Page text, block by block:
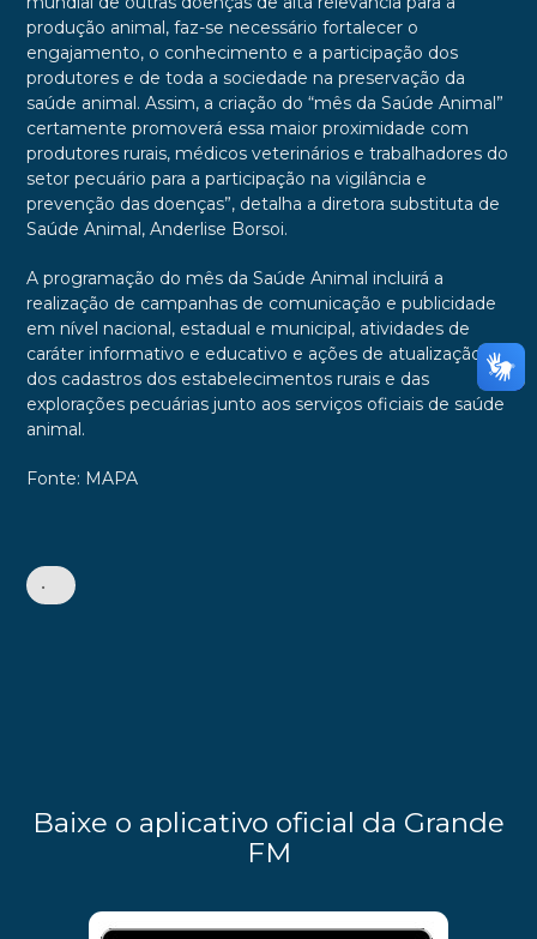
produção animal, faz-se necessário fortalecer o
engajamento, o conhecimento e a participação dos
produtores e de toda a sociedade na preservação da
saúde animal. Assim, a criação do “mês da Saúde Animal”
certamente promoverá essa maior proximidade com
produtores rurais, médicos veterinários e trabalhadores do
setor pecuário para a participação na vigilância e
prevenção das doenças”, detalha a diretora substituta de
Saúde Animal, Anderlise Borsoi.
A programação do mês da Saúde Animal incluirá a
realização de campanhas de comunicação e publicidade
em nível nacional, estadual e municipal, atividades de
caráter informativo e educativo e ações de atualização
dos cadastros dos estabelecimentos rurais e das
explorações pecuárias junto aos serviços oficiais de saúde
animal.
Fonte: MAPA
•
Baixe o aplicativo oficial da Grande
FM